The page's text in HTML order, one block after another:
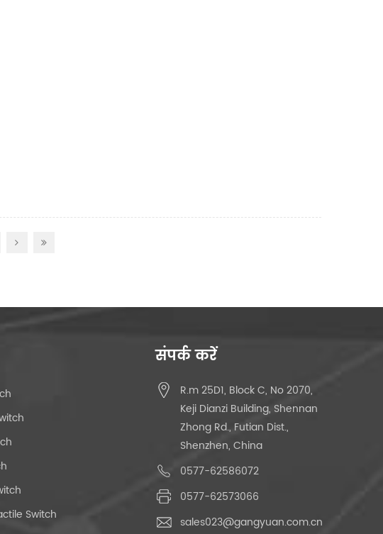
Switch
संपर्क करें
R.m 25D1, Block C, No 2070,
Keji Dianzi Building, Shennan
Zhong Rd., Futian Dist.,
Shenzhen, China
0577-62586072
0577-62573066
sales023@gangyuan.com.cn